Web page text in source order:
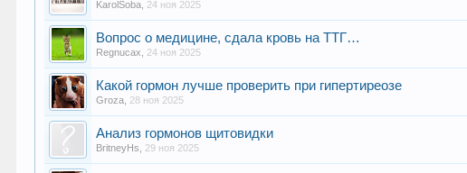
KarolSoba 24 ноя 2025
Вопрос о медицине, сдала кровь на ТТГ…
Regnucax 24 ноя 2025
Какой гормон лучше проверить при гипертиреозе
Groza 28 ноя 2025
Анализ гормонов щитовидки
BritneyHs 29 ноя 2025